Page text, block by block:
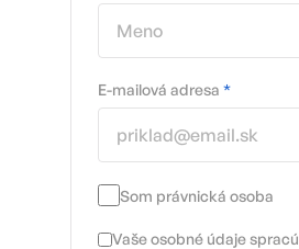
E-mailová adresa *
Som právnická osoba
Vaše osobné údaje